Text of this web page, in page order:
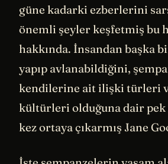
güne kadarki ezberlerini
önemli şeyler keşfetmiş bu
hakkında. İnsandan başka
yapıp avlanabildiğini,
kendilerine ait ilişki türleri
kültürleri olduğuna dair pek
kez ortaya çıkarmış Jane